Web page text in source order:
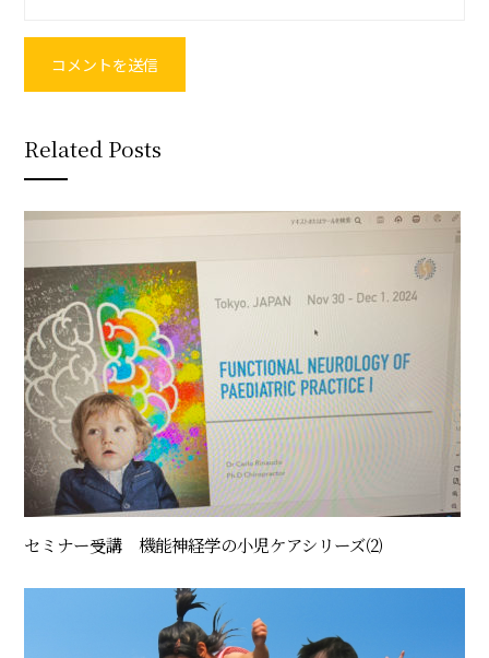
Related Posts
セミナー受講 機能神経学の小児ケアシリーズ⑵